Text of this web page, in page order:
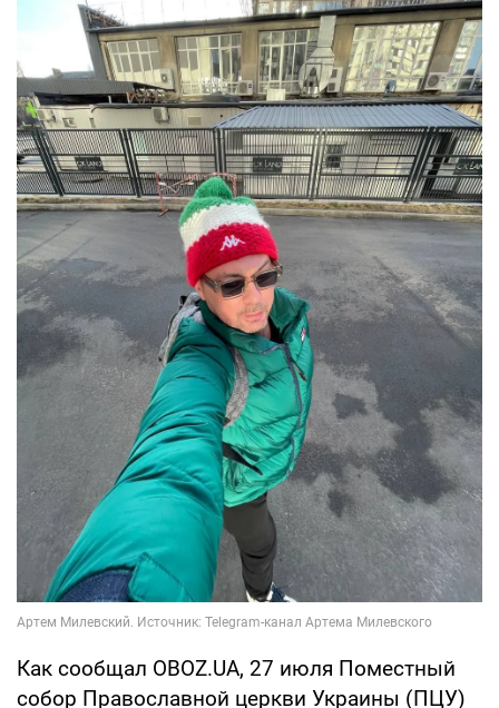
Как сообщал OBOZ.UA, 27 июля Поместный
собор Православной церкви Украины (ПЦУ)